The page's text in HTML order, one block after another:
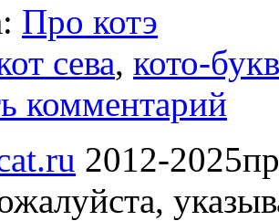
Про котэ
сева, кото-
комментарий
2012-2025